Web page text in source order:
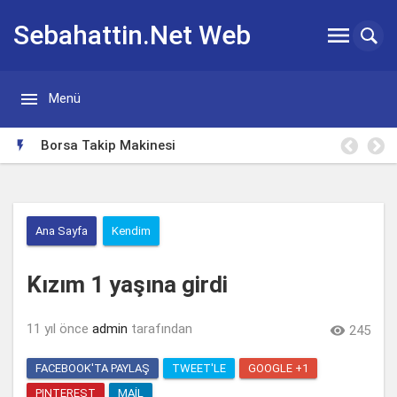
Sebahattin.Net Web
Günlügü

 Menü
 Borsa Takip Makinesi
Ana Sayfa Kendim
Kızım 1 yaşına girdi
11 yıl önce admin tarafından  245
FACEBOOK'TA PAYLAŞ TWEET'LE
GOOGLE +1
PINTEREST
MAIL